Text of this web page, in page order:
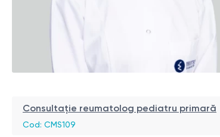
Consultație reumatolog pediatru primară
Cod: CMS109